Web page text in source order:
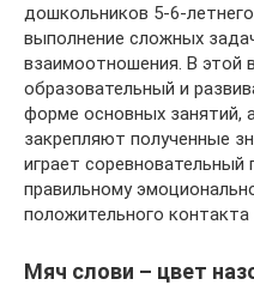
дошкольников 5-6-
выполнение сложных
взаимоотношения. В этой
образовательный и
форме основных занятий,
закрепляют полученные
играет
правильному
положительного
Мяч слови – цвет